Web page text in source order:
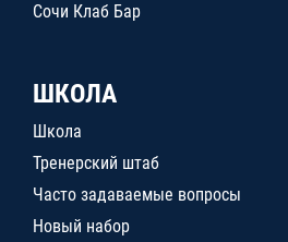
Сочи Клаб Бар
ШКОЛА
Школа
Тренерский штаб
Часто задаваемые вопросы
Новый набор